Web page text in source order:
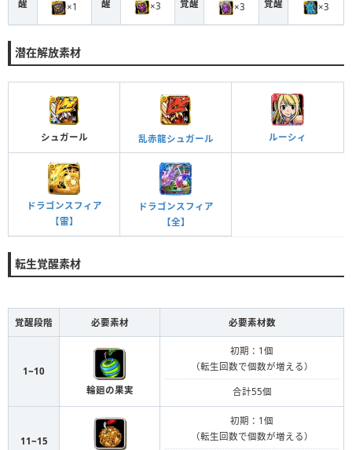
醒
×1
醒
×3
覚醒
×3
覚醒
×3
潜在解放素材
シュガール 乱赤龍シュガール ルーシィ
ドラゴンスフィア
【雷】
ドラゴンスフィア
【全】
転生覚醒素材
覚醒段階 必要素材 必要素材数
1~10
輪廻の果実
初期：1個
（転生回数で個数が増える）
合計55個
11~15
初期：1個
（転生回数で個数が増える）